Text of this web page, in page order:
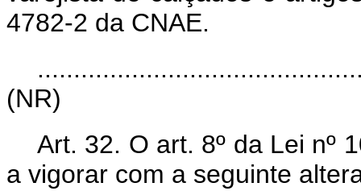
4782-2 da CNAE.
(NR)
Art. 32. O art. 8º da Lei nº
a vigorar com a seguinte